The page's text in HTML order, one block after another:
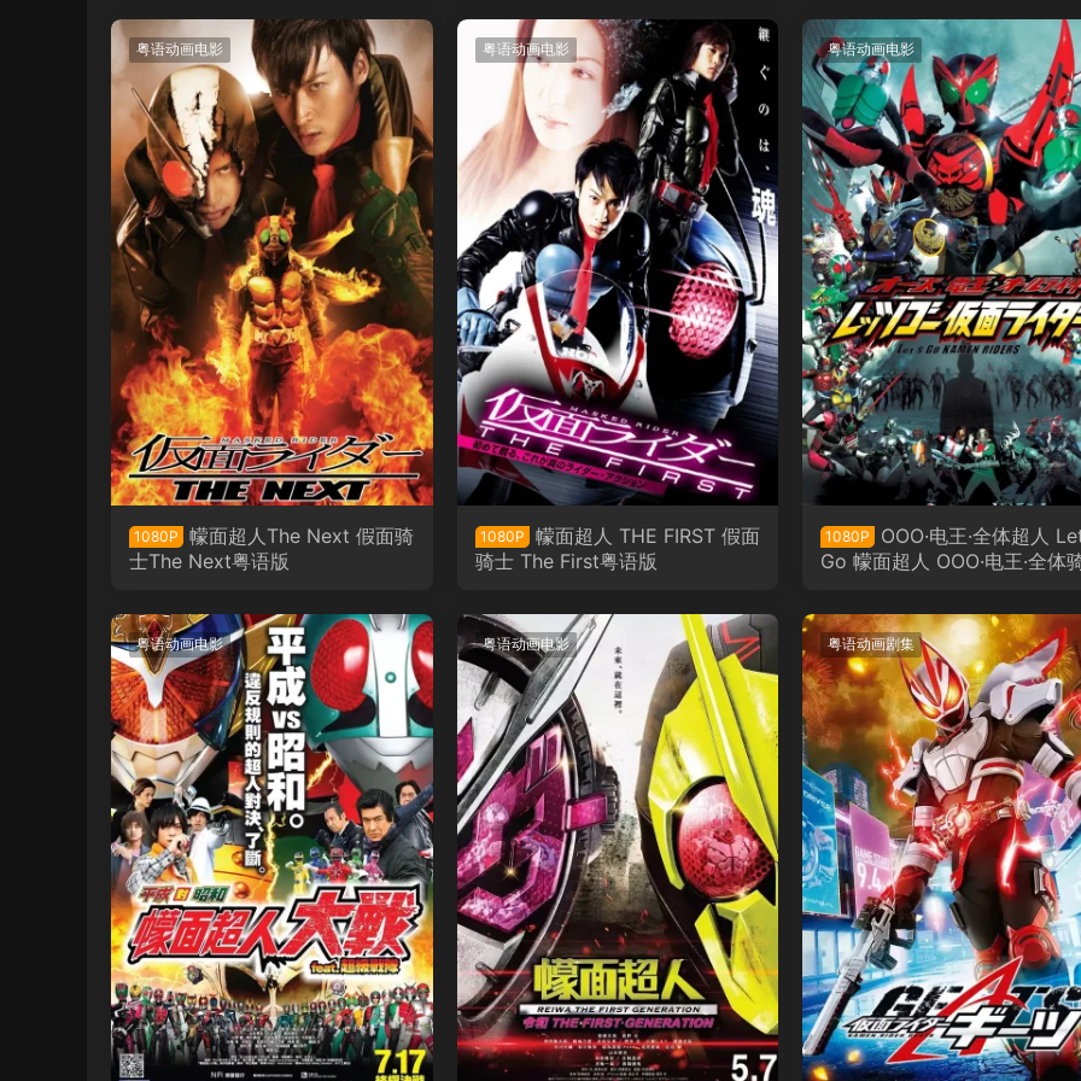
粤语动画电影
1080P
幪面超人The Next 假面骑
士The Next粤语版
粤语动画电影
1080P
幪面超人 THE FIRST 假面
骑士 The First粤语版
粤语动画电影
1080P
OOO·电王·全体超人
Go 幪面超人 OOO·电王·全体
粤语动画电影 粤语动画电影 粤语动画剧集